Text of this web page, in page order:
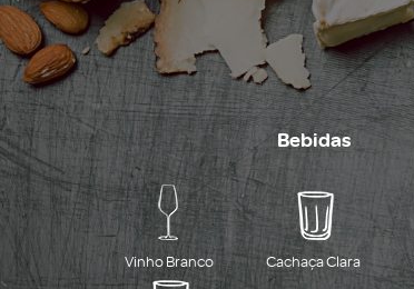
Bebidas
Vinho Branco Cachaça Clara